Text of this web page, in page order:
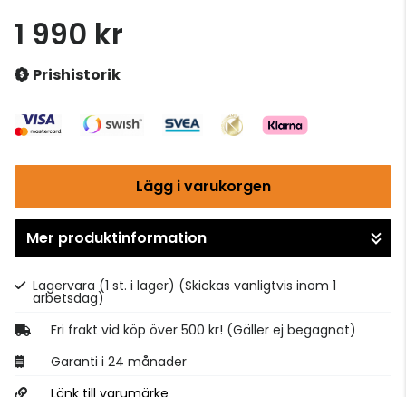
1 990 kr
Prishistorik
Lägg i varukorgen
Gå till kassan
Mer produktinformation
Lagervara (1 st. i lager) (Skickas vanligtvis inom 1
arbetsdag)
Fri frakt vid köp över 500 kr! (Gäller ej begagnat)
Garanti i 24 månader
Länk till varumärke